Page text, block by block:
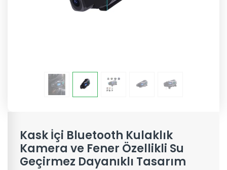
Kask İçi Bluetooth Kulaklık
Kamera ve Fener Özellikli Su
Geçirmez Dayanıklı Tasarım